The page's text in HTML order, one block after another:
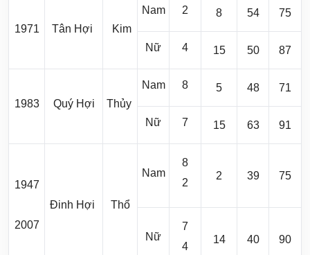
1971 Tân Hợi Kim
Nam 2 8 54 75
Nữ 4 15 50 87
1983 Quý Hợi Thủy
Nam 8 5 48 71
Nữ 7 15 63 91
1947
2007
Đinh Hợi Thổ
Nam
8
2
2 39 75
Nữ
7
4
14 40 90